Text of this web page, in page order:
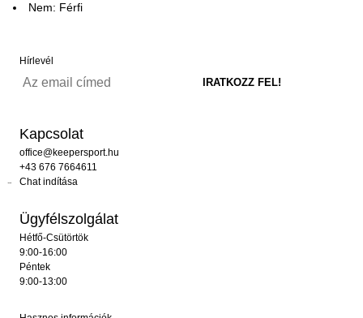
Nem: Férfi
Hírlevél
Kapcsolat
office@keepersport.hu
+43 676 7664611
Chat indítása
Ügyfélszolgálat
Hétfő-Csütörtök
9:00-16:00
Péntek
9:00-13:00